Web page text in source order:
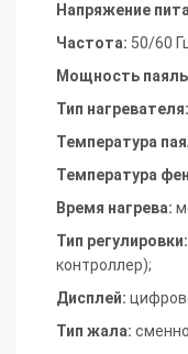
Напряжение
Частота: 50/60
Мощность
Тип нагревателя:
Температура
Температура
Время нагрева:
Тип регулировки:
контроллер);
Дисплей:
Тип жала: